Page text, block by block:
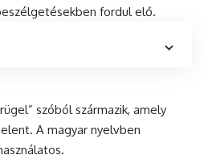
fordul elő.
szóból származik, amely
A magyar nyelvben